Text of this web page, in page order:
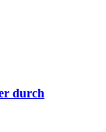
durch